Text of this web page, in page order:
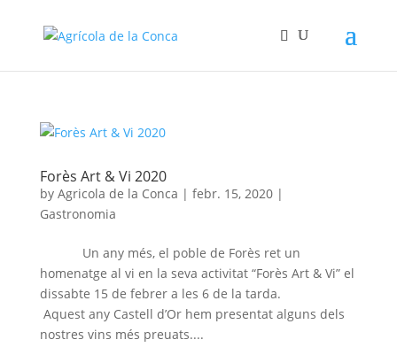
Forès Art & Vi 2020
by Agricola de la Conca | febr. 15, 2020|
Gastronomia
Un any més, el poble de Forès ret un
homenatge al vi en la seva activitat “Forès Art & Vi” el
dissabte 15 de febrer a les 6 de la tarda.
Aquest any Castell d’Or hem presentat alguns dels
nostres vins més preuats....